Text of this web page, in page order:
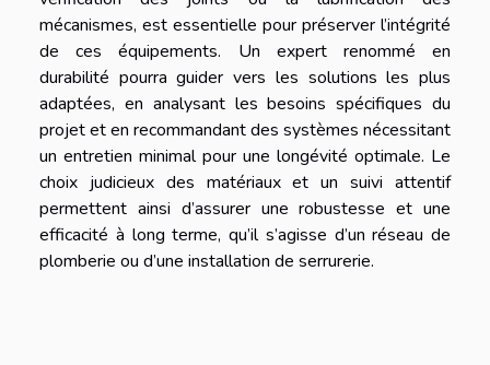
mécanismes, est essentielle pour préserver l’intégrité
de ces équipements. Un expert renommé en
durabilité pourra guider vers les solutions les plus
adaptées, en analysant les besoins spécifiques du
projet et en recommandant des systèmes nécessitant
un entretien minimal pour une longévité optimale. Le
choix judicieux des matériaux et un suivi attentif
permettent ainsi d’assurer une robustesse et une
efficacité à long terme, qu’il s’agisse d’un réseau de
plomberie ou d’une installation de serrurerie.